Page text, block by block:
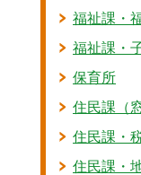
福祉課・
福祉課・
保育所
住民課（
住民課・
住民課・